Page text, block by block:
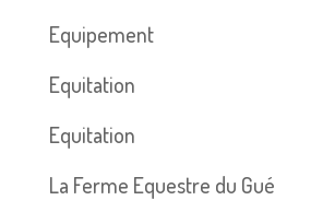
Equipement
Equitation
Equitation
La Ferme Equestre du Gué